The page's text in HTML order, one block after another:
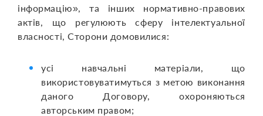
інформацію», та інших нормативно-правових
актів, що регулюють сферу інтелектуальної
власності, Сторони домовилися:
усі навчальні матеріали, що
використовуватимуться з метою виконання
даного Договору, охороняються
авторським правом;